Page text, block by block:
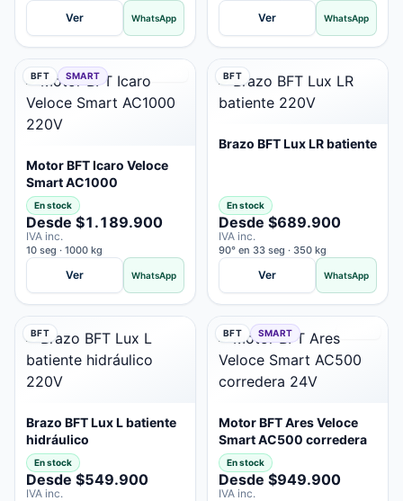
Ver WhatsApp Ver WhatsApp
BFT SMART
Motor BFT Icaro Veloce
Smart AC1000
En stock
Desde $1.189.900
IVA inc.
10 seg · 1000 kg
Ver WhatsApp
BFT
Brazo BFT Lux LR batiente
En stock
Desde $689.900
IVA inc.
90° en 33 seg · 350 kg
Ver WhatsApp
BFT
Brazo BFT Lux L batiente
hidráulico
En stock
Desde $549.900
IVA inc.
BFT SMART
Motor BFT Ares Veloce
Smart AC500 corredera
En stock
Desde $949.900
IVA inc.